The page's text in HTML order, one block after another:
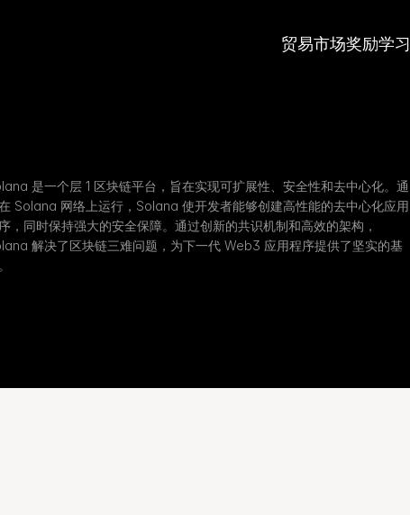
贸易市场奖励学习
是一个层 1 区块链平台，旨在实现可扩展性、安全性和去中心化。通
Solana 网络上运行，Solana 使开发者能够创建高性能的去中心化应用
，同时保持强大的安全保障。通过创新的共识机制和高效的架构，
解决了区块链三难问题，为下一代 Web3 应用程序提供了坚实的基